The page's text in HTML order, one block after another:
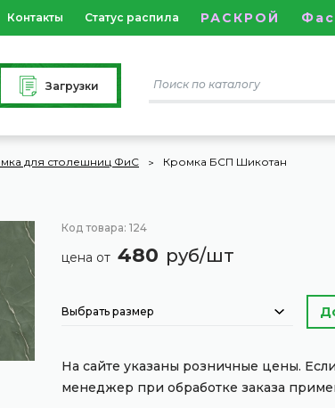
Контакты Статус распила РАСКРОЙ
Загрузки
для столешниц ФиС Кромка БСП Шикотан
Код товара: 124
цена от 480 руб/шт
Выбрать размер
На сайте указаны розничные цены.
менеджер при обработке заказа